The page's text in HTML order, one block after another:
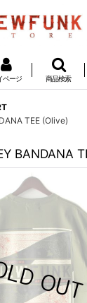
ページ 商品検索
TEE (Olive)
BANDANA